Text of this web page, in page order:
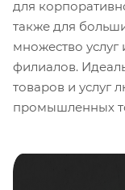
для
также для
множество
филиалов.
товаров и услуг
промышленных